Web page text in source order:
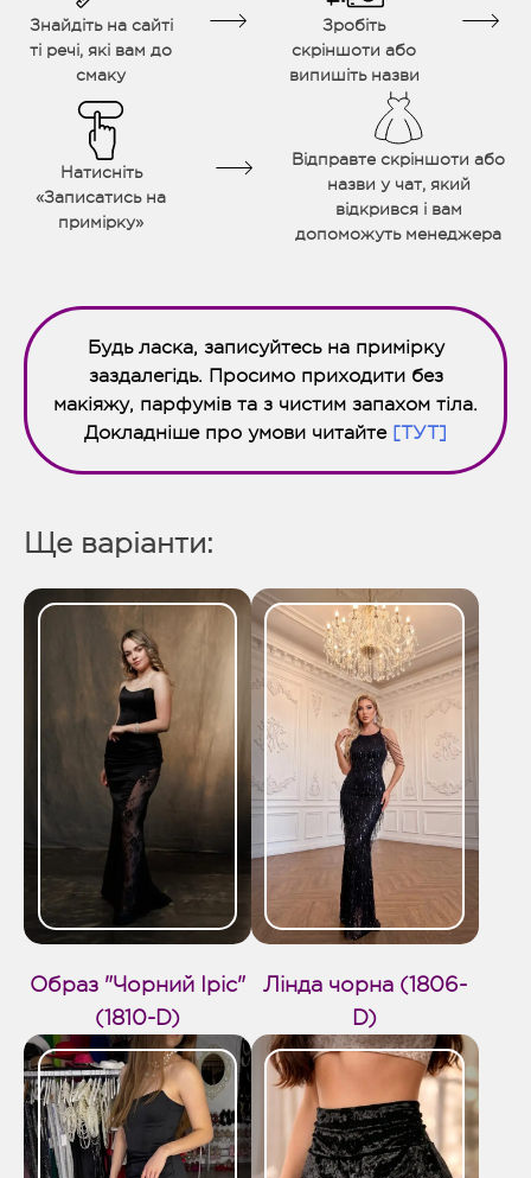
Знайдіть на сайті
ті речі, які вам до
смаку
Зробіть
скріншоти або
випишіть назви
Натисніть
«Записатись на
примірку»
Відправте скріншоти або
назви у чат, який
відкрився і вам
допоможуть менеджера
Будь ласка, записуйтесь на примірку
заздалегідь. Просимо приходити без
макіяжу, парфумів та з чистим запахом тіла.
Докладніше про умови читайте [ТУТ]
Ще варіанти:
Образ "Чорний Іріс"
(1810-D)
Лінда чорна (1806-
D)